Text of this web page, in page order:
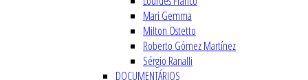
Mari Gemma
Milton Ostetto
Roberto Gómez Martínez
Sérgio Ranalli
DOCUMENTÁRIOS